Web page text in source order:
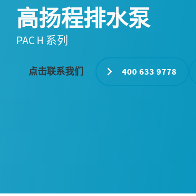
高扬程排水泵
PAC H 系列
点击联系我们 400 633 9778